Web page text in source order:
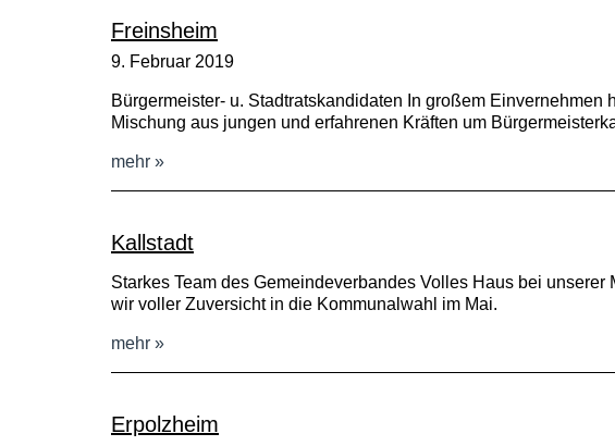
Freinsheim
9. Februar 2019
Bürgermeister- u. Stadtratskandidaten In großem
Mischung aus jungen und erfahrenen Kräften um
mehr
Kallstadt
Starkes Team des Gemeindeverbandes Volles Haus bei
wir voller Zuversicht in die Kommunalwahl im Mai.
mehr
Erpolzheim